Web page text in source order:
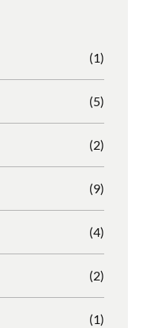
(1)
(5)
(2)
(9)
(4)
(2)
(1)